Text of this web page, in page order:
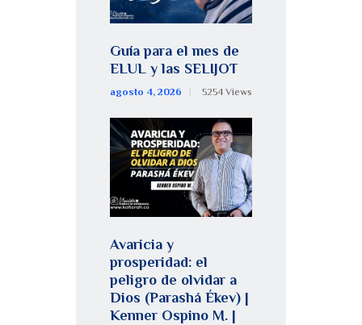
Guía para el mes de
ELUL y las SELIJOT
agosto 4, 2026 5254 Views
Avaricia y
prosperidad: el
peligro de olvidar a
Dios (Parashá Ékev) |
Kenner Ospino M. |